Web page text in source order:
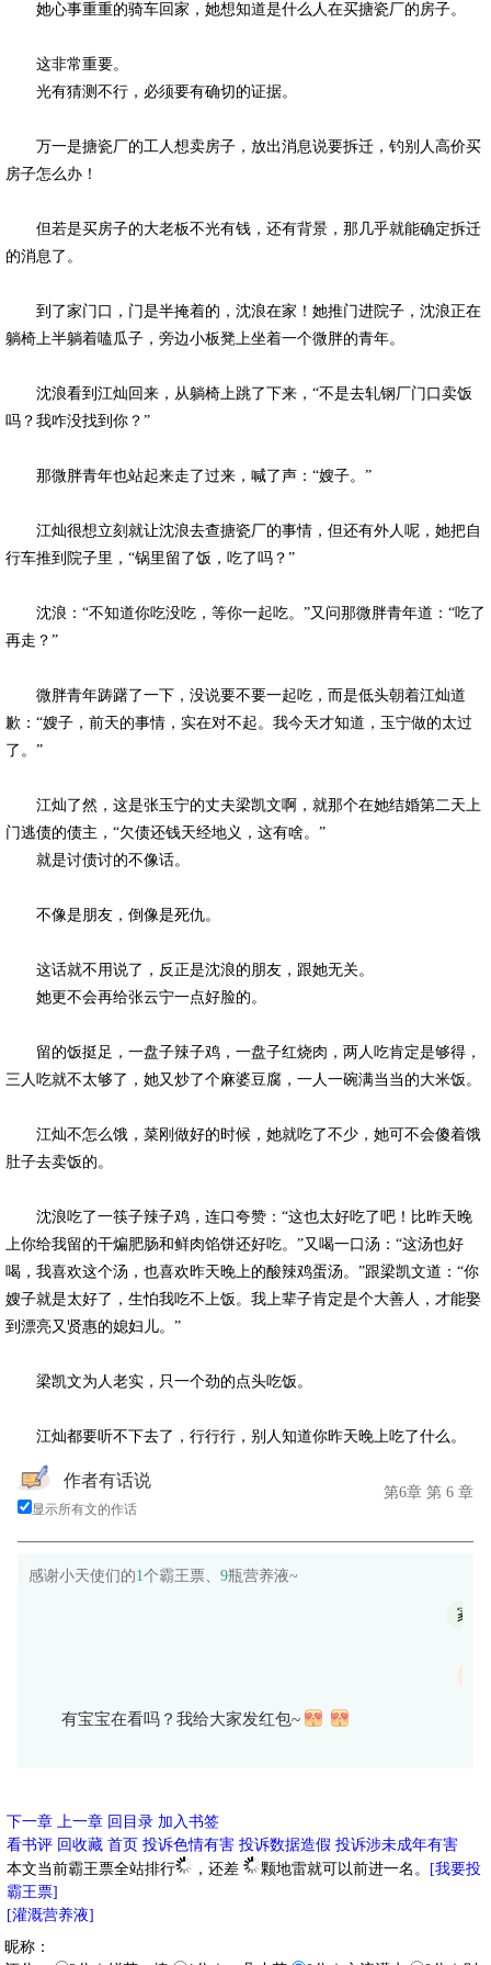
她心事重重的骑车回家，她想知道是什么人在买搪瓷厂的房子。
这非常重要。
光有猜测不行，必须要有确切的证据。
万一是搪瓷厂的工人想卖房子，放出消息说要拆迁，钓别人高价买
房子怎么办！
但若是买房子的大老板不光有钱，还有背景，那几乎就能确定拆迁
的消息了。
到了家门口，门是半掩着的，沈浪在家！她推门进院子，沈浪正在
躺椅上半躺着嗑瓜子，旁边小板凳上坐着一个微胖的青年。
沈浪看到江灿回来，从躺椅上跳了下来，“不是去轧钢厂门口卖饭
吗？我咋没找到你？”
那微胖青年也站起来走了过来，喊了声：“嫂子。”
江灿很想立刻就让沈浪去查搪瓷厂的事情，但还有外人呢，她把自
行车推到院子里，“锅里留了饭，吃了吗？”
沈浪：“不知道你吃没吃，等你一起吃。”又问那微胖青年道：“吃了
再走？”
微胖青年踌躇了一下，没说要不要一起吃，而是低头朝着江灿道
歉：“嫂子，前天的事情，实在对不起。我今天才知道，玉宁做的太过
了。”
江灿了然，这是张玉宁的丈夫梁凯文啊，就那个在她结婚第二天上
门逃债的债主，“欠债还钱天经地义，这有啥。”
就是讨债讨的不像话。
不像是朋友，倒像是死仇。
这话就不用说了，反正是沈浪的朋友，跟她无关。
她更不会再给张云宁一点好脸的。
留的饭挺足，一盘子辣子鸡，一盘子红烧肉，两人吃肯定是够得，
三人吃就不太够了，她又炒了个麻婆豆腐，一人一碗满当当的大米饭。
江灿不怎么饿，菜刚做好的时候，她就吃了不少，她可不会傻着饿
肚子去卖饭的。
沈浪吃了一筷子辣子鸡，连口夸赞：“这也太好吃了吧！比昨天晚
上你给我留的干煸肥肠和鲜肉馅饼还好吃。”又喝一口汤：“这汤也好
喝，我喜欢这个汤，也喜欢昨天晚上的酸辣鸡蛋汤。”跟梁凯文道：“你
嫂子就是太好了，生怕我吃不上饭。我上辈子肯定是个大善人，才能娶
到漂亮又贤惠的媳妇儿。”
梁凯文为人老实，只一个劲的点头吃饭。
江灿都要听不下去了，行行行，别人知道你昨天晚上吃了什么。
作者有话说
显示所有文的作话
第6章 第 6 章
感谢小天使们的1个霸王票、 9瓶营养液~
冢中
烤
有宝宝在看吗？我给大家发红包~
下一章 上一章 回目录 加入书签
看书评 回收藏 首页 投诉色情有害 投诉数据造假 投诉涉未成年有害
本文当前霸王票全站排行
，还差 颗地雷就可以前进一名。
[我要投
霸王票]
[灌溉营养液]
昵称：